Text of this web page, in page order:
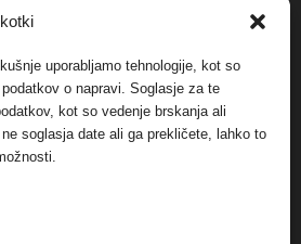
uporabljamo tehnologije, kot so
o napravi. Soglasje za te
kot so vedenje brskanja ali
soglasja date ali ga prekličete, lahko to
Verbund
29. januarja, 2018
cvetličarskega